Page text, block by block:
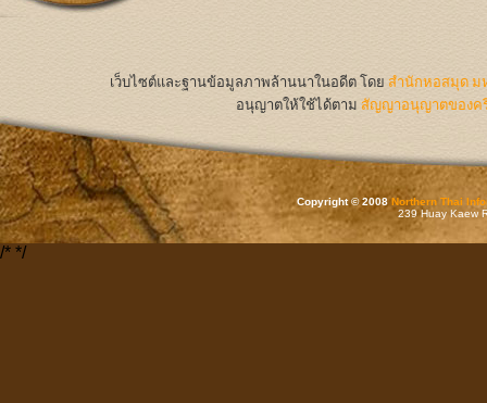
เว็บไซต์และฐานข้อมูลภาพล้านนาในอดีต โดย สำนักหอสมุด ม
อนุญาตให้ใช้ได้ตาม สัญญาอนุญาตของค
Copyright © 2008Northern Thai
239 Huay Kaew
/* */